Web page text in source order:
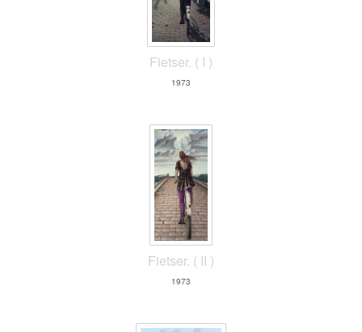
Fietser. ( I )
1973
Fietser. ( II )
1973